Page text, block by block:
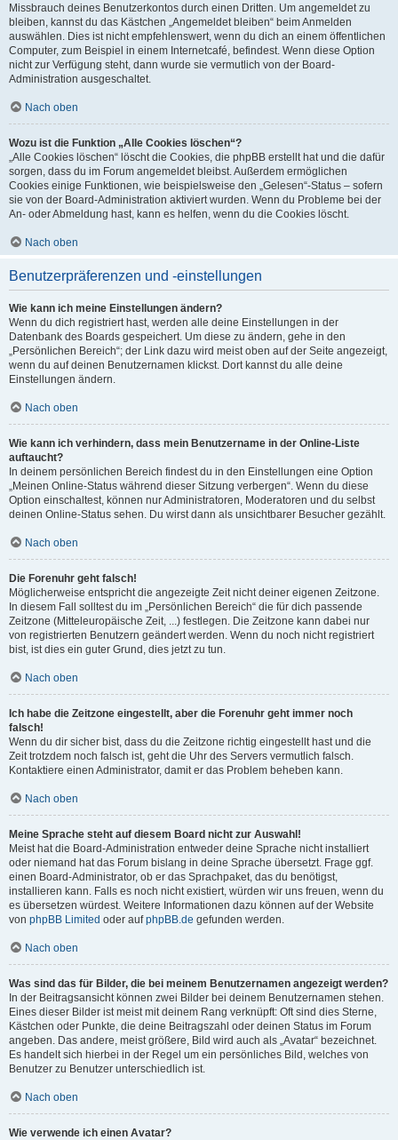
Missbrauch deines Benutzerkontos durch einen Dritten. Um angemeldet zu
bleiben, kannst du das Kästchen „Angemeldet bleiben“ beim Anmelden
auswählen. Dies ist nicht empfehlenswert, wenn du dich an einem öffentlichen
Computer, zum Beispiel in einem Internetcafé, befindest. Wenn diese Option
nicht zur Verfügung steht, dann wurde sie vermutlich von der Board-
Administration ausgeschaltet.
Nach oben
Wozu ist die Funktion „Alle Cookies löschen“?
„Alle Cookies löschen“ löscht die Cookies, die phpBB erstellt hat und die dafür
sorgen, dass du im Forum angemeldet bleibst. Außerdem ermöglichen
Cookies einige Funktionen, wie beispielsweise den „Gelesen“-Status – sofern
sie von der Board-Administration aktiviert wurden. Wenn du Probleme bei der
An- oder Abmeldung hast, kann es helfen, wenn du die Cookies löscht.
Nach oben
Benutzerpräferenzen und -einstellungen
Wie kann ich meine Einstellungen ändern?
Wenn du dich registriert hast, werden alle deine Einstellungen in der
Datenbank des Boards gespeichert. Um diese zu ändern, gehe in den
„Persönlichen Bereich“; der Link dazu wird meist oben auf der Seite angezeigt,
wenn du auf deinen Benutzernamen klickst. Dort kannst du alle deine
Einstellungen ändern.
Nach oben
Wie kann ich verhindern, dass mein Benutzername in der Online-Liste
auftaucht?
In deinem persönlichen Bereich findest du in den Einstellungen eine Option
„Meinen Online-Status während dieser Sitzung verbergen“. Wenn du diese
Option einschaltest, können nur Administratoren, Moderatoren und du selbst
deinen Online-Status sehen. Du wirst dann als unsichtbarer Besucher gezählt.
Nach oben
Die Forenuhr geht falsch!
Möglicherweise entspricht die angezeigte Zeit nicht deiner eigenen Zeitzone.
In diesem Fall solltest du im „Persönlichen Bereich“ die für dich passende
Zeitzone (Mitteleuropäische Zeit, ...) festlegen. Die Zeitzone kann dabei nur
von registrierten Benutzern geändert werden. Wenn du noch nicht registriert
bist, ist dies ein guter Grund, dies jetzt zu tun.
Nach oben
Ich habe die Zeitzone eingestellt, aber die Forenuhr geht immer noch
falsch!
Wenn du dir sicher bist, dass du die Zeitzone richtig eingestellt hast und die
Zeit trotzdem noch falsch ist, geht die Uhr des Servers vermutlich falsch.
Kontaktiere einen Administrator, damit er das Problem beheben kann.
Nach oben
Meine Sprache steht auf diesem Board nicht zur Auswahl!
Meist hat die Board-Administration entweder deine Sprache nicht installiert
oder niemand hat das Forum bislang in deine Sprache übersetzt. Frage ggf.
einen Board-Administrator, ob er das Sprachpaket, das du benötigst,
installieren kann. Falls es noch nicht existiert, würden wir uns freuen, wenn du
es übersetzen würdest. Weitere Informationen dazu können auf der Website
von phpBB Limited oder aufphpBB.de gefunden werden.
Nach oben
Was sind das für Bilder, die bei meinem Benutzernamen angezeigt werden?
In der Beitragsansicht können zwei Bilder bei deinem Benutzernamen stehen.
Eines dieser Bilder ist meist mit deinem Rang verknüpft: Oft sind dies Sterne,
Kästchen oder Punkte, die deine Beitragszahl oder deinen Status im Forum
angeben. Das andere, meist größere, Bild wird auch als „Avatar“ bezeichnet.
Es handelt sich hierbei in der Regel um ein persönliches Bild, welches von
Benutzer zu Benutzer unterschiedlich ist.
Nach oben
Wie verwende ich einen Avatar?